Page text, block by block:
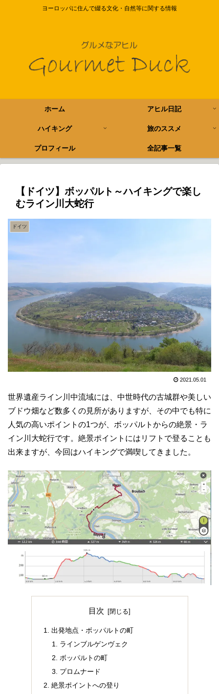
ヨーロッパに住んで綴る文化・自然等に関する情報
ホーム アヒル日記
ハイキング 旅のススメ
プロフィール 全記事一覧
【ドイツ】ボッパルト～ハイキングで楽し
むライン川大蛇行
ドイツ
2021.05.01
世界遺産ライン川中流域には、中世時代の古城群や美しい
ブドウ畑など数多くの見所がありますが、その中でも特に
人気の高いポイントの1つが、ボッパルトからの絶景・ラ
イン川大蛇行です。絶景ポイントにはリフトで登ることも
出来ますが、今回はハイキングで満喫してきました。
目次
出発地点・ボッパルトの町
ラインブルゲンヴェク
ボッパルトの町
プロムナード
絶景ポイントへの登り